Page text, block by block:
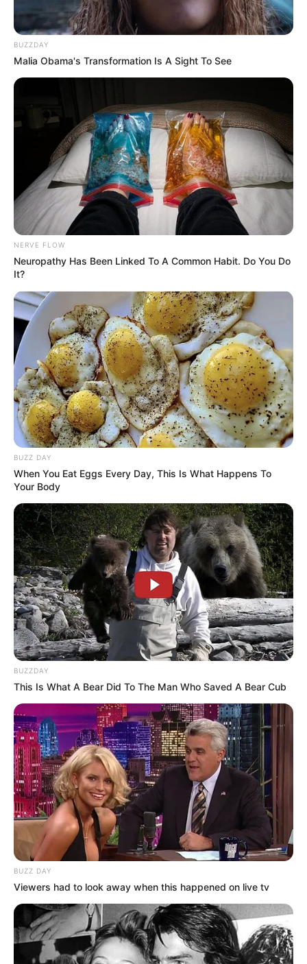
Serem! 9 Chat Ojek Online &
Pelanggan Ini Bikin Auto
Merinding
Bikin Ngakak, 10 Potret
Cosplay Murah Pakai Bahan
Seadanya
Anti Mainstream, 10 Cara
Membawa Barang Belanjaan
Versi Warga Thailand
Langka Banget! 10 Pose Lucu
Katak yang Bikin Ketawa
Gemes
BUZZDAY
Malia Obama's Transformation Is A Sight To See
NERVE FLOW
Neuropathy Has Been Linked To A Common Habit. Do You Do
It?
BUZZ DAY
When You Eat Eggs Every Day, This Is What Happens To
Your Body
BUZZDAY
This Is What A Bear Did To The Man Who Saved A Bear Cub
BUZZ DAY
Viewers had to look away when this happened on live tv